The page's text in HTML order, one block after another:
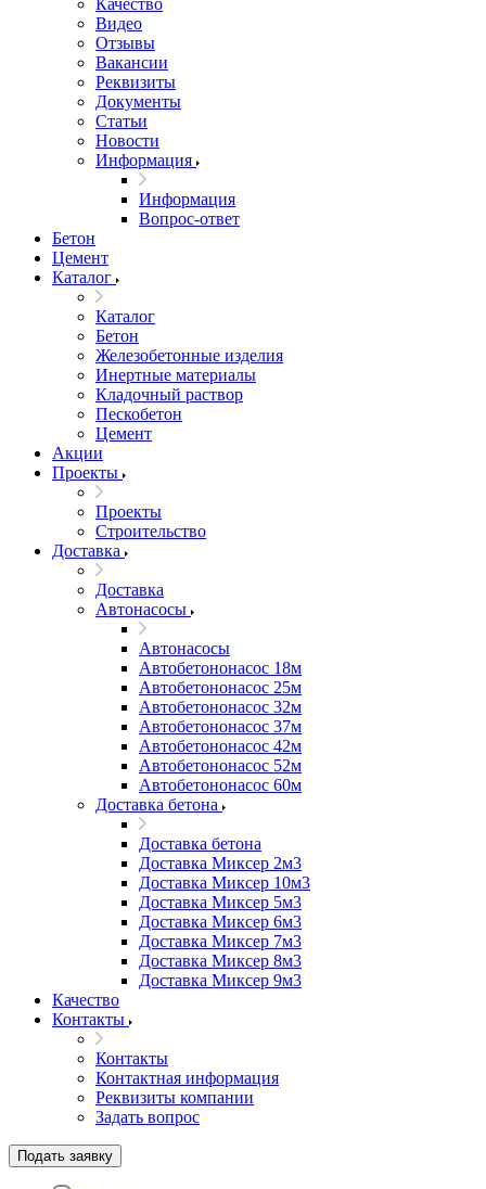
Качество
Видео
Отзывы
Вакансии
Реквизиты
Документы
Статьи
Новости
Информация
Информация
Вопрос-ответ
Бетон
Цемент
Каталог
Каталог
Бетон
Железобетонные изделия
Инертные материалы
Кладочный раствор
Пескобетон
Цемент
Акции
Проекты
Проекты
Строительство
Доставка
Доставка
Автонасосы
Автонасосы
Автобетононасос 18м
Автобетононасос 25м
Автобетононасос 32м
Автобетононасос 37м
Автобетононасос 42м
Автобетононасос 52м
Автобетононасос 60м
Доставка бетона
Доставка бетона
Доставка Миксер 2м3
Доставка Миксер 10м3
Доставка Миксер 5м3
Доставка Миксер 6м3
Доставка Миксер 7м3
Доставка Миксер 8м3
Доставка Миксер 9м3
Качество
Контакты
Контакты
Контактная информация
Реквизиты компании
Задать вопрос
Подать заявку